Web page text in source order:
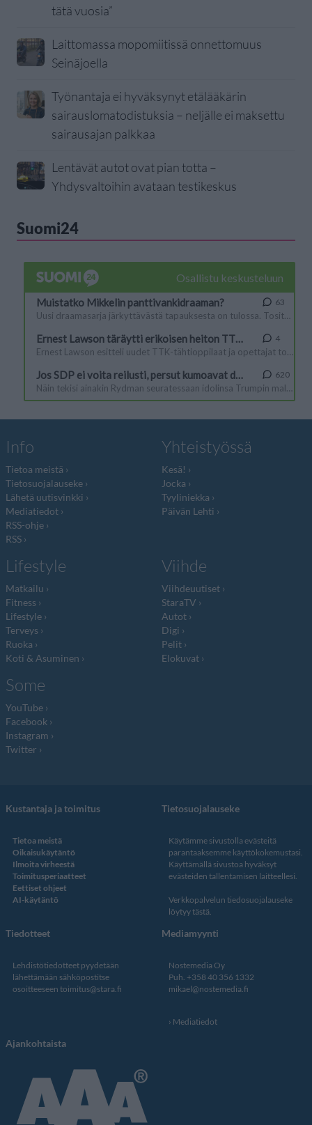
tätä vuosia”
Laittomassa mopomiitissä onnettomuus
Seinäjoella
Työnantaja ei hyväksynyt etälääkärin
sairauslomatodistuksia – neljälle ei maksettu
sairausajan palkkaa
Lentävät autot ovat pian totta –
Yhdysvaltoihin avataan testikeskus
Suomi24
Info
Tietoa meistä
Tietosuojalauseke
Lähetä uutisvinkki
Mediatiedot
RSS-ohje
RSS
Yhteistyössä
Kesä!
Jocka
Tyyliniekka
Päivän Lehti
Lifestyle
Matkailu
Fitness
Lifestyle
Terveys
Ruoka
Koti & Asuminen
Viihde
Viihdeuutiset
StaraTV
Autot
Digi
Pelit
Elokuvat
Some
YouTube
Facebook
Instagram
Twitter
Kustantaja ja toimitus
Tietoa meistä
Oikaisukäytäntö
Ilmoita virheestä
Toimitusperiaatteet
Eettiset ohjeet
AI-käytäntö
Tietosuojalauseke
Käytämme sivustolla evästeitä
parantaaksemme käyttökokemustasi.
Käyttämällä sivustoa hyväksyt
evästeiden tallentamisen laitteellesi.
Verkkopalvelun tiedosuojalauseke
löytyy tästä
Tiedotteet
Lehdistötiedotteet pyydetään
lähettämään sähköpostitse
osoitteeseen toimitus@stara.fi
Mediamyynti
Nostemedia Oy
Puh. +358 40 356 1332
mikael@nostemedia.fi
Mediatiedot
Ajankohtaista